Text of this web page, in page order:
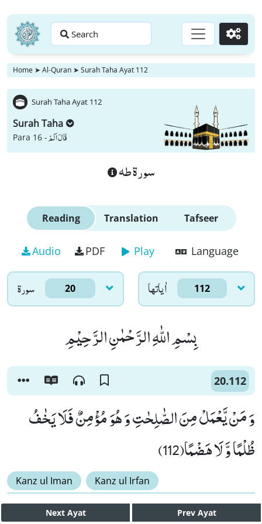
Search Go
Home ➤ Al-Quran ➤ Surah Taha Ayat 112
Surah Taha Ayat 112
Surah Taha
Para 16 -قَالَ اَلَمْ
سورة طه
Reading Translation Tafseer
Audio PDF Play Language
سورۃ 20 اٰياتها 112
بِسْمِ اللّٰهِ الرَّحْمٰنِ الرَّحِیْمِ
20.112
وَ مَنْ یَّعْمَلْ مِنَ الصّٰلِحٰتِ وَ هُوَ مُؤْمِنٌ فَلَا یَخٰفُ
ظُلْمًا وَّ لَا هَضْمًا(112)
Kanz ul Iman Kanz ul Irfan
Next Ayat Prev Ayat